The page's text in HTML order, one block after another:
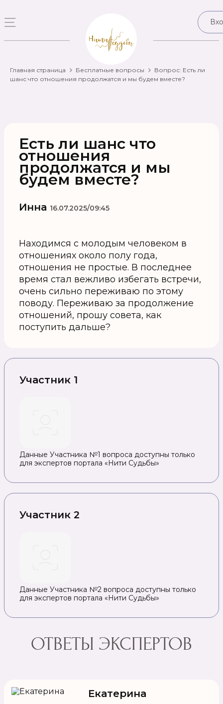
Главная страница Бесплатные вопросы
Вопрос: Есть ли
шанс что отношения продолжатся и мы будем вместе?
Есть ли шанс что
отношения
продолжатся и мы
будем вместе?
Инна 16.07.2025/09:45
Находимся с молодым человеком в
отношениях около полу года,
отношения не простые. В последнее
время стал вежливо избегать встречи,
очень сильно переживаю по этому
поводу. Переживаю за продолжение
отношений, прошу совета, как
поступить дальше?
Участник 1
Данные Участника №1 вопроса доступны только
для экспертов портала «Нити Судьбы»
Участник 2
Данные Участника №2 вопроса доступны только
для экспертов портала «Нити Судьбы»
ОТВЕТЫ ЭКСПЕРТОВ
Екатерина